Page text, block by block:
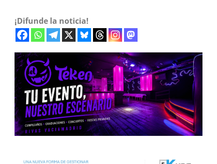
¡Difunde la noticia!